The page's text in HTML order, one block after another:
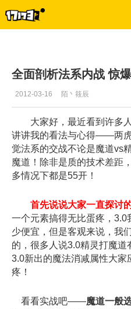
全面剖析法系内战 惊
2012-03-16 陌丶筱辰
大家好，最近看到许多人
讲讲我的看法与心得——两
觉法系的交战不论是魔道vs
魔道！除非是质的技术差距
多情况下都是55开！
首先说说大家一直探讨
一个元素搞得无比蛋疼，3.0
少便宜，但是客观来说，我
的，很多人说3.0精灵打魔
3.0新出的魔法消减属性大家
疼！
看看实战吧——魔道一般